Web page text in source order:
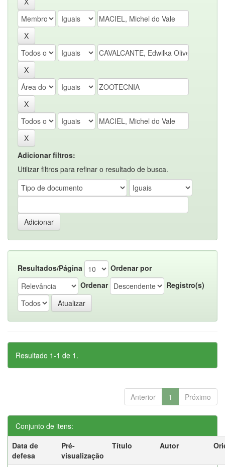
Adicionar filtros:
Utilizar filtros para refinar o resultado de busca.
Resultados/Página
Ordenar por
Ordenar
Registro(s)
Resultado 1-1 de 1.
Anterior 1 Próximo
Conjunto de itens:
Data de
defesa
Pré-
visualização
Título Autor